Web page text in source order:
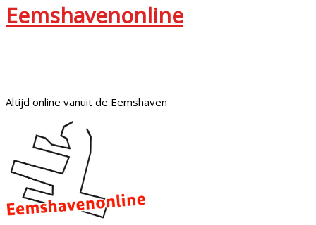
Eemshavenonline
Altijd online vanuit de Eemshaven